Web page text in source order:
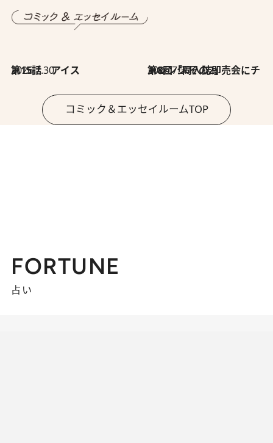
2026.7.30
第15話 アイス 2026.7.30
第8回「同人誌即売会にチャレンジ その2」
コミック＆エッセイルームTOP
FORTUNE
占い